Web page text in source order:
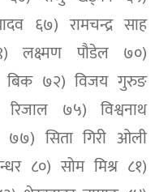
६७) रामचन्द्र साह
लक्ष्मण पौडेल ७०)
बिक ७२) विजय गुरुङ
७५) विश्वनाथ
७७) सिता गिरी ओली
८०) सोम मिश्र ८१)